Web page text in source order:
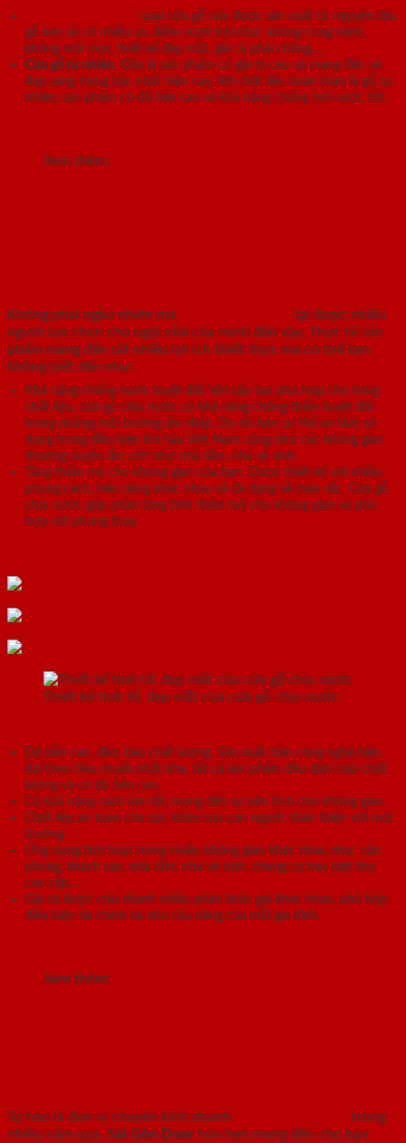
: Loại cửa gỗ này được sản xuất từ nguyên liệu
gỗ keo và có nhiều ưu điểm vượt trội như: không cong vênh,
không mối mọt, thiết kế đẹp mắt, giá cả phải chăng,…
Cửa gỗ tự nhiên: Đây là sản phẩm có giá trị cao và mang đến vẻ
đẹp sang trọng bậc nhất hiện nay. Với chất liệu hoàn toàn là gỗ tự
nhiên, sản phẩm có độ bền cao và khả năng chống hơi nước tốt.
Xem thêm:
Không phải ngẫu nhiên mà
lại được nhiều
người lựa chọn cho ngôi nhà của mình đến vậy. Thực tế sản
phẩm mang đến rất nhiều lợi ích thiết thực mà có thể bạn
không biết đến như:
Khả năng chống nước tuyệt đối: Với cấu tạo phù hợp cho từng
chất liệu, cửa gỗ chịu nước có khả năng chống thấm tuyệt đối
trong những môi trường ẩm thấp. Do đó bạn có thể an tâm sử
dụng trong điều kiện khí hậu Việt Nam cũng như các không gian
thường xuyên ẩm ướt như nhà tắm, nhà vệ sinh.
Tăng thẩm mỹ cho không gian của bạn: Được thiết kế với nhiều
phong cách, kiểu dáng khác nhau và đa dạng về màu sắc. Cửa gỗ
chịu nước góp phần tăng tính thẩm mỹ cho không gian và phù
hợp với phong thủy.
Thiết kế tinh tế, đẹp mắt của cửa gỗ chịu nước
Độ bền cao, đảm bảo chất lượng: Sản xuất trên công nghệ hiện
đại theo tiêu chuẩn khắt khe, tất cả sản phẩm đều đảm bảo chất
lượng và có độ bền cao.
Có khả năng cách âm tốt, mang đến sự yên tĩnh cho không gian
Chất liệu an toàn cho sức khỏe của con người, thân thiện với môi
trường
Ứng dụng linh hoạt trong nhiều không gian khác nhau như: văn
phòng, khách sạn, nhà tắm, nhà vệ sinh, chung cư hay biệt thự
cao cấp,…
Giá cả được chia thành nhiều phân khúc giá khác nhau, phù hợp
điều kiện tài chính và nhu cầu riêng của mỗi gia đình.
Xem thêm:
Tự hào là đơn vị chuyên kinh doanh
trong
nhiều năm qua, Sài Gòn Door hứa hẹn mang đến cho bạn